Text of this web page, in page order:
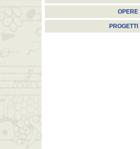
OPERE
PROGETTI